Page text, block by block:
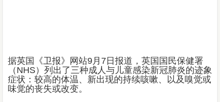
据英国《卫报》网站9月7日报道，英国国民保健署
（NHS）列出了三种成人与儿童感染新冠肺炎的迹象
症状：较高的体温、新出现的持续咳嗽、以及嗅觉或
味觉的丧失或改变。